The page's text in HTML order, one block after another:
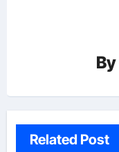
By
Related Post